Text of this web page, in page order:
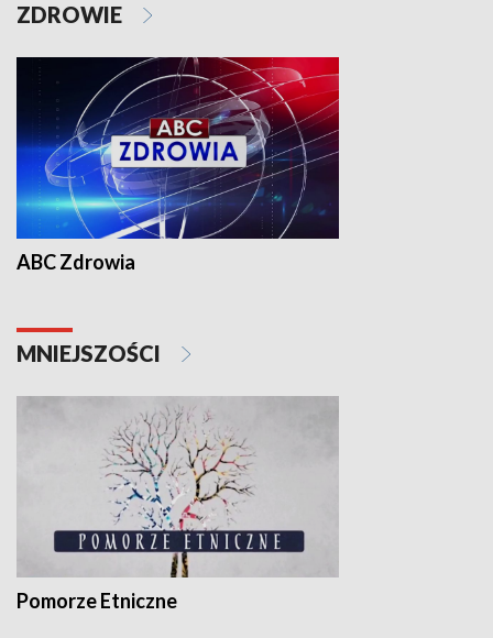
ZDROWIE
ABC Zdrowia
MNIEJSZOŚCI
Pomorze Etniczne